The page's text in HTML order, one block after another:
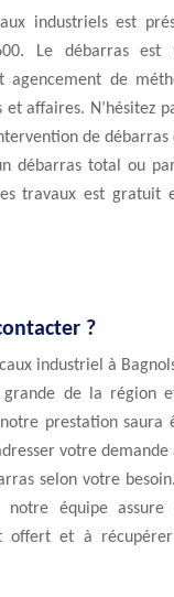
industriels est
Le débarras est
agencement de
et affaires. N’hésitez
de débarras
débarras total ou
travaux est gratuit
?
industriel à
de la région
prestation saura
votre demande
selon votre
équipe assure
offert et à